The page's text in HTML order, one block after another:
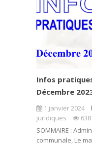
Infos
Décembre
1 janvier 2024
juridiques
638
SOMMAIRE :
communale, Le